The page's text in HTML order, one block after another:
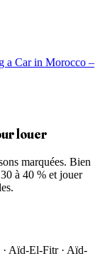
a Car in Morocco –
louer
marquées. Bien
à 40 % et jouer
· Aïd-El-Fitr · Aïd-